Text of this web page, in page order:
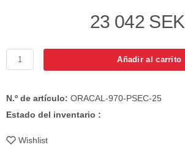
23 042 SEK
Añadir al carrito
N.º de artículo: ORACAL-970-PSEC-25
Estado del inventario :
Wishlist